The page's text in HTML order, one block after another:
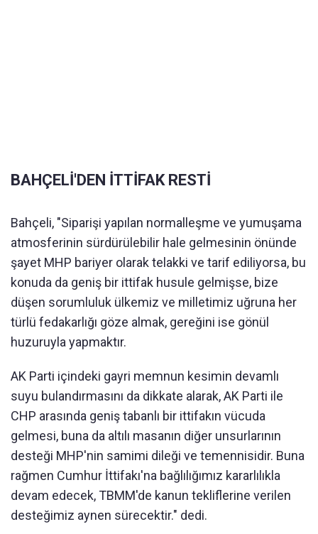
BAHÇELİ'DEN İTTİFAK RESTİ
Bahçeli, "Siparişi yapılan normalleşme ve yumuşama
atmosferinin sürdürülebilir hale gelmesinin önünde
şayet MHP bariyer olarak telakki ve tarif ediliyorsa, bu
konuda da geniş bir ittifak husule gelmişse, bize
düşen sorumluluk ülkemiz ve milletimiz uğruna her
türlü fedakarlığı göze almak, gereğini ise gönül
huzuruyla yapmaktır.
AK Parti içindeki gayri memnun kesimin devamlı
suyu bulandırmasını da dikkate alarak, AK Parti ile
CHP arasında geniş tabanlı bir ittifakın vücuda
gelmesi, buna da altılı masanın diğer unsurlarının
desteği MHP'nin samimi dileği ve temennisidir. Buna
rağmen Cumhur İttifakı'na bağlılığımız kararlılıkla
devam edecek, TBMM'de kanun tekliflerine verilen
desteğimiz aynen sürecektir." dedi.